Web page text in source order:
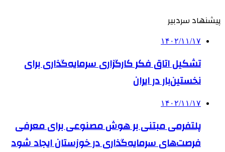
پیشنهاد سردبیر
۱۴۰۲/۱۱/۱۷
تشکیل اتاق فکر کارگزاری سرمایه‌گذاری برای
نخستین‌بار در ایران
۱۴۰۲/۱۱/۱۷
پلتفرمی مبتنی بر هوش مصنوعی برای معرفی
فرصت‌های سرمایه‌گذاری در خوزستان ایجاد شود